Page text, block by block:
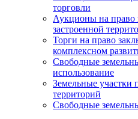
торговли
Аукционы на право
застроенной
Торги на право
комплексном
Свободные
использование
Земельные участки
территорий
Свободные